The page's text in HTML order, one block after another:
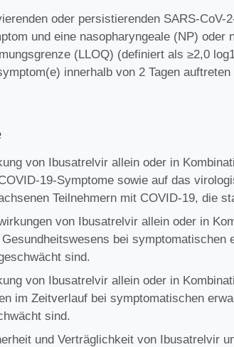
oder persistierenden SARS-
und eine nasopharyngeale (NP) oder
(LLOQ) (definiert als ≥2,0
innerhalb von 2 Tagen auftreten
von Ibusatrelvir allein oder in
19-Symptome sowie auf das
Teilnehmern mit COVID-19, die
von Ibusatrelvir allein oder in
bei symptomatischen
sind.
von Ibusatrelvir allein oder in
im Zeitverlauf bei symptomatischen
sind.
und Verträglichkeit von Ibusatrelvir